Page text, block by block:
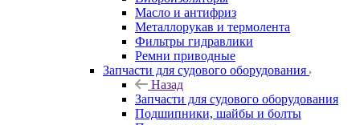
Масло и антифриз
Металлорукав и термолента
Фильтры гидравлики
Ремни приводные
Запчасти для судового оборудования
Назад
Запчасти для судового оборудования
Подшипники, шайбы и болты